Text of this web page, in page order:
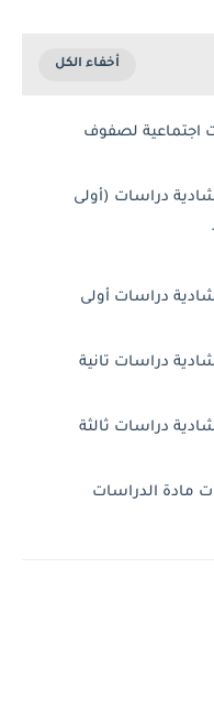
اجتماعية لصفوف
دراسات (أولى
دراسات أولى
دراسات تانية
دراسات ثالثة
مادة الدراسات